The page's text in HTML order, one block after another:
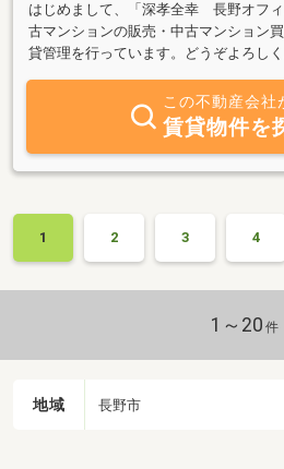
はじめまして、「深孝全幸 長野オフ
古マンションの販売・中古マンション
貸管理を行っています。どうぞよろし
この不動産会社
賃貸物件を
1 2 3 4
1～20 件
地域 長野市